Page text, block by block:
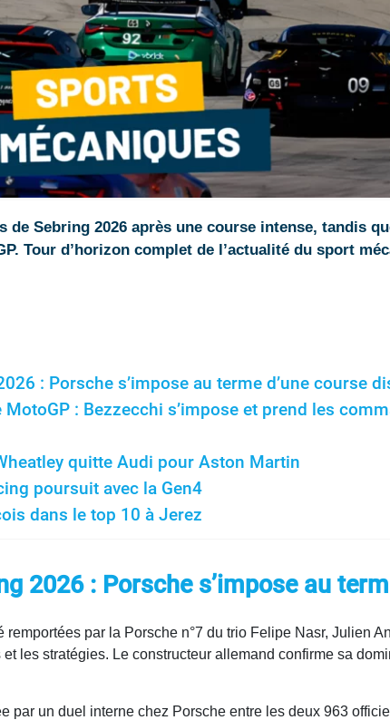
de Sebring 2026 après une course intense, tandis
Tour d’horizon complet de l’actualité du sport
: Porsche s’impose au terme d’une course
: Bezzecchi s’impose et prend les
quitte Audi pour Aston Martin
poursuit avec la Gen4
dans le top 10 à Jerez
2026 : Porsche s’impose au
remportées par la Porsche n°7 du trio Felipe Nasr, Julien
les stratégies. Le constructeur allemand confirme sa
par un duel interne chez Porsche entre les deux 963